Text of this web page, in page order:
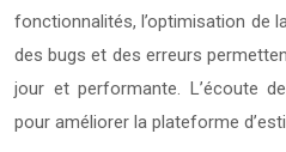
fonctionnalités, l’optimisation de
des bugs et des erreurs
jour et performante. L’écoute
pour améliorer la plateforme